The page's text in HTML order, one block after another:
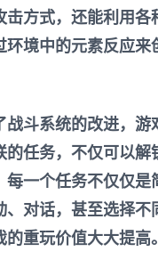
击方式，还能利用
环境中的元素反应
战斗系统的改进，
的任务，不仅可以
每一个任务不仅仅
、对话，甚至选择
的重玩价值大大提高。